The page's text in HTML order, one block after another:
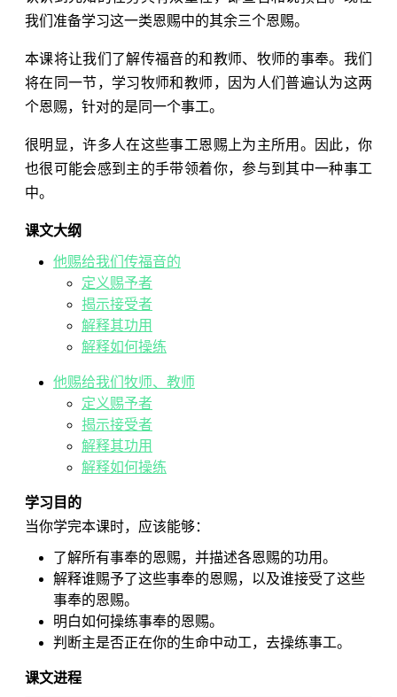
我们准备学习这一类恩赐中的其余三个恩赐。
本课将让我们了解传福音的和教师、牧师的事奉。我们
将在同一节，学习牧师和教师，因为人们普遍认为这两
个恩赐，针对的是同一个事工。
很明显，许多人在这些事工恩赐上为主所用。因此，你
也很可能会感到主的手带领着你，参与到其中一种事工
中。
课文大纲
他赐给我们传福音的
定义赐予者
揭示接受者
解释其功用
解释如何操练
他赐给我们牧师、教师
定义赐予者
揭示接受者
解释其功用
解释如何操练
学习目的
当你学完本课时，应该能够：
了解所有事奉的恩赐，并描述各恩赐的功用。
解释谁赐予了这些事奉的恩赐，以及谁接受了这些
事奉的恩赐。
明白如何操练事奉的恩赐。
判断主是否正在你的生命中动工，去操练事工。
课文进程